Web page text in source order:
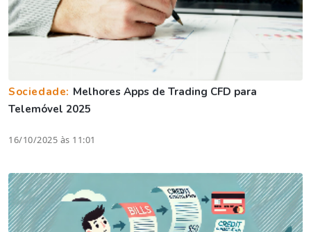
Sociedade: Melhores Apps de Trading CFD para
Telemóvel 2025
16/10/2025 às 11:01